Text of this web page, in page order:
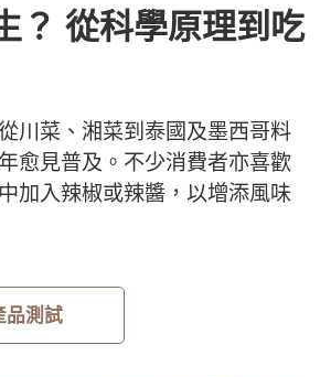
？ 從科學原理到吃
川菜、湘菜到泰國及墨西哥料
愈見普及。不少消費者亦喜歡
加入辣椒或辣醬，以增添風味
品測試